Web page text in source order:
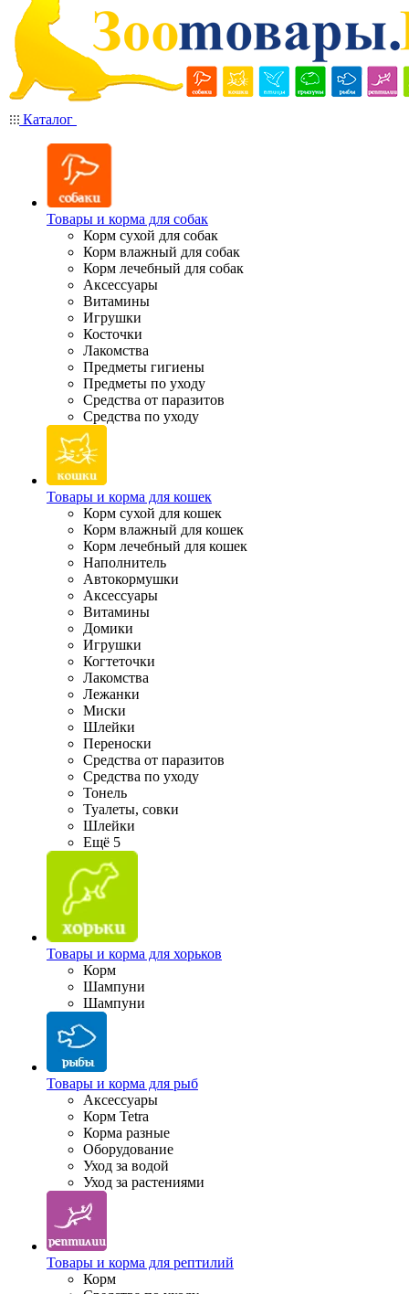
Каталог
Товары и корма для собак
Корм сухой для собак
Корм влажный для собак
Корм лечебный для собак
Аксессуары
Витамины
Игрушки
Косточки
Лакомства
Предметы гигиены
Предметы по уходу
Средства от паразитов
Средства по уходу
Товары и корма для кошек
Корм сухой для кошек
Корм влажный для кошек
Корм лечебный для кошек
Наполнитель
Автокормушки
Аксессуары
Витамины
Домики
Игрушки
Когтеточки
Лакомства
Лежанки
Миски
Шлейки
Переноски
Средства от паразитов
Средства по уходу
Тонель
Туалеты, совки
Шлейки
Ещё 5
Товары и корма для хорьков
Корм
Шампуни
Шампуни
Товары и корма для рыб
Аксессуары
Корм Tetra
Корма разные
Оборудование
Уход за водой
Уход за растениями
Товары и корма для рептилий
Корм